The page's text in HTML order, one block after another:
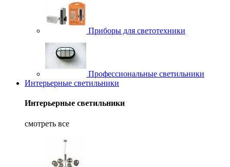
Приборы для светотехники
Профессиональные светильники
Интерьерные светильники
Интерьерные светильники
смотреть все